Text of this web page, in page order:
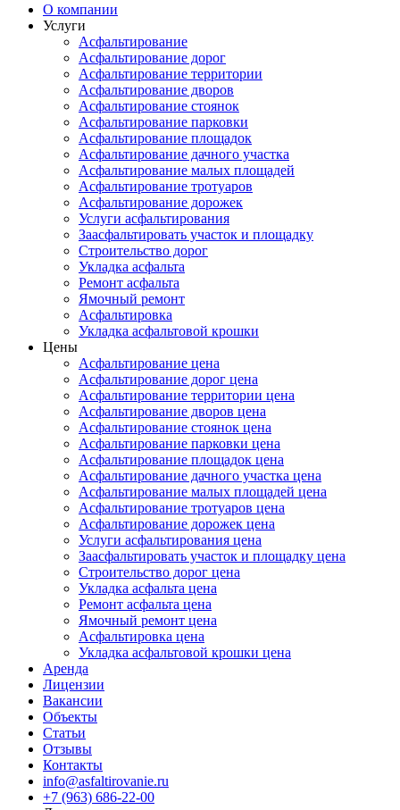
О компании
Услуги
Асфальтирование
Асфальтирование дорог
Асфальтирование территории
Асфальтирование дворов
Асфальтирование стоянок
Асфальтирование парковки
Асфальтирование площадок
Асфальтирование дачного участка
Асфальтирование малых площадей
Асфальтирование тротуаров
Асфальтирование дорожек
Услуги асфальтирования
Заасфальтировать участок и площадку
Строительство дорог
Укладка асфальта
Ремонт асфальта
Ямочный ремонт
Асфальтировка
Укладка асфальтовой крошки
Цены
Асфальтирование цена
Асфальтирование дорог цена
Асфальтирование территории цена
Асфальтирование дворов цена
Асфальтирование стоянок цена
Асфальтирование парковки цена
Асфальтирование площадок цена
Асфальтирование дачного участка цена
Асфальтирование малых площадей цена
Асфальтирование тротуаров цена
Асфальтирование дорожек цена
Услуги асфальтирования цена
Заасфальтировать участок и площадку цена
Строительство дорог цена
Укладка асфальта цена
Ремонт асфальта цена
Ямочный ремонт цена
Асфальтировка цена
Укладка асфальтовой крошки цена
Аренда
Лицензии
Вакансии
Объекты
Статьи
Отзывы
Контакты
info@asfaltirovanie.ru
+7 (963) 686-22-00